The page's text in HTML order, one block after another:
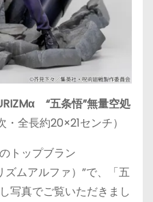
“五条悟”無量空処
全長約20×21センチ）
トップブラン
ズムアルファ）”で、「五
写真でご覧いただきまし